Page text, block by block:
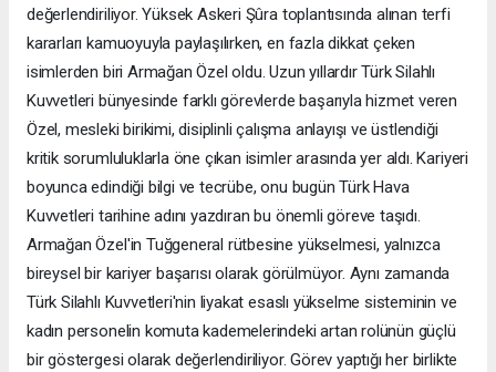
değerlendiriliyor. Yüksek Askeri Şûra toplantısında alınan terfi
kararları kamuoyuyla paylaşılırken, en fazla dikkat çeken
isimlerden biri Armağan Özel oldu. Uzun yıllardır Türk Silahlı
Kuvvetleri bünyesinde farklı görevlerde başarıyla hizmet veren
Özel, mesleki birikimi, disiplinli çalışma anlayışı ve üstlendiği
kritik sorumluluklarla öne çıkan isimler arasında yer aldı. Kariyeri
boyunca edindiği bilgi ve tecrübe, onu bugün Türk Hava
Kuvvetleri tarihine adını yazdıran bu önemli göreve taşıdı.
Armağan Özel'in Tuğgeneral rütbesine yükselmesi, yalnızca
bireysel bir kariyer başarısı olarak görülmüyor. Aynı zamanda
Türk Silahlı Kuvvetleri'nin liyakat esaslı yükselme sisteminin ve
kadın personelin komuta kademelerindeki artan rolünün güçlü
bir göstergesi olarak değerlendiriliyor. Görev yaptığı her birlikte